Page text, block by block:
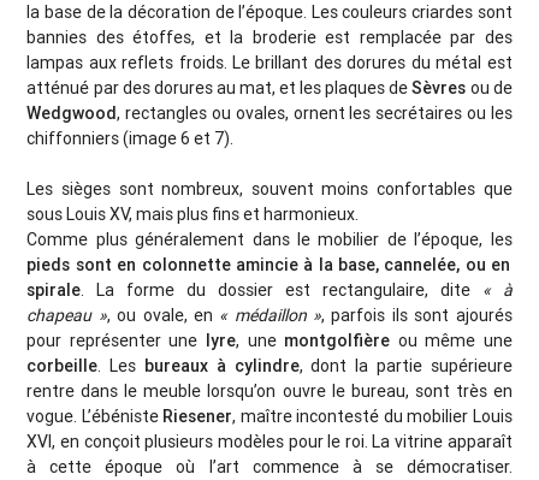
la base de la décoration de l’époque. Les couleurs criardes sont
bannies des étoffes, et la broderie est remplacée par des
lampas aux reflets froids. Le brillant des dorures du métal est
atténué par des dorures au mat, et les plaques deSèvres ou de
Wedgwood, rectangles ou ovales, ornent les secrétaires ou les
chiffonniers (image 6 et 7).
Les sièges sont nombreux, souvent moins confortables que
sous Louis XV, mais plus fins et harmonieux.
Comme plus généralement dans le mobilier de l’époque, les
pieds sont en colonnette amincie à la base, cannelée, ou en
spirale. La forme du dossier est rectangulaire, dite « à
chapeau », ou ovale, en « médaillon », parfois ils sont ajourés
pour représenter une lyre, une montgolfière ou même une
corbeille. Les bureaux à cylindre, dont la partie supérieure
rentre dans le meuble lorsqu’on ouvre le bureau, sont très en
vogue. L’ébéniste Riesener, maître incontesté du mobilier Louis
XVI, en conçoit plusieurs modèles pour le roi. La vitrine apparaît
à cette époque où l’art commence à se démocratiser.